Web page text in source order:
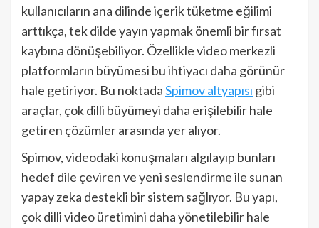
kullanıcıların ana dilinde içerik tüketme eğilimi
arttıkça, tek dilde yayın yapmak önemli bir fırsat
kaybına dönüşebiliyor. Özellikle video merkezli
platformların büyümesi bu ihtiyacı daha görünür
hale getiriyor. Bu noktadaSpimov altyapısı gibi
araçlar, çok dilli büyümeyi daha erişilebilir hale
getiren çözümler arasında yer alıyor.
Spimov, videodaki konuşmaları algılayıp bunları
hedef dile çeviren ve yeni seslendirme ile sunan
yapay zeka destekli bir sistem sağlıyor. Bu yapı,
çok dilli video üretimini daha yönetilebilir hale